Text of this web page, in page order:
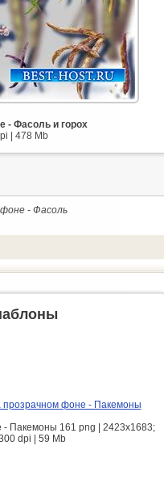
- Фасоль и горох
| 478 Mb
- Фасоль
фоне - Пакемоны
Пакемоны 161 png | 2423x1683;
dpi | 59 Mb